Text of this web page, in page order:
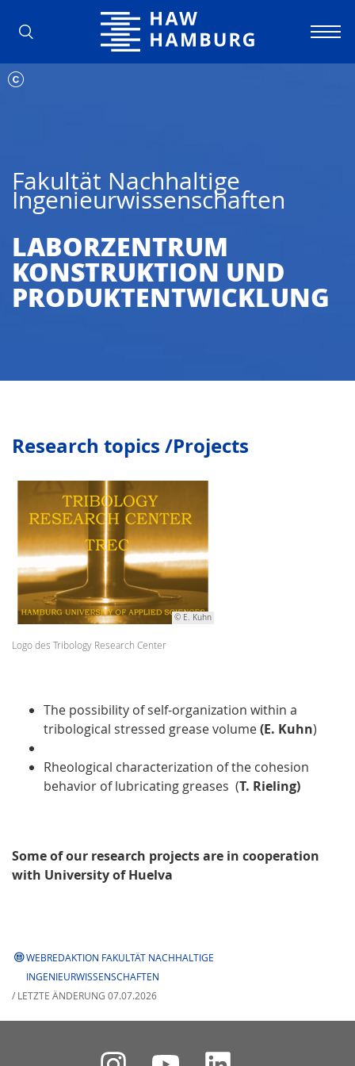
Hochschule für Angewandte
Fakultät Nachhaltige
Ingenieurwissenschaften
LABORZENTRUM
KONSTRUKTION UND
PRODUKT­ENT­WICKLUNG
Research topics /Projects
© E. Kuhn
Logo des Tribology Research Center
The possibility of self-organization within a
tribological stressed grease volume(E. Kuhn)
Rheological characterization of the cohesion
behavior of lubricating greases (T. Rieling)
Some of our research projects are in cooperation
with University of Huelva
WEBREDAKTION FAKULTÄT NACHHALTIGE
INGENIEURWISSENSCHAFTEN
/ LETZTE ÄNDERUNG 07.07.2026